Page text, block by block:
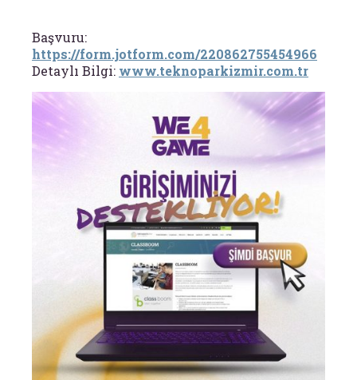
Başvuru:
https://form.jotform.com/220862755454966
Detaylı Bilgi: www.teknoparkizmir.com.tr